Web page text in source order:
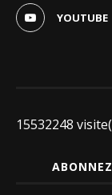
YOUTUBE
15532248